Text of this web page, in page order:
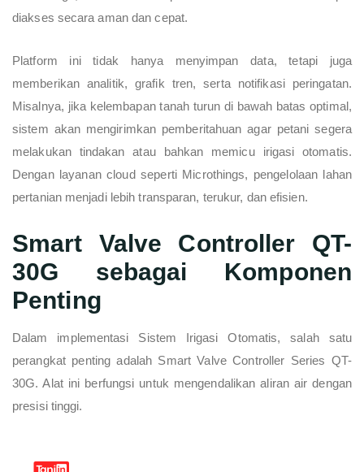
diakses secara aman dan cepat.
Platform ini tidak hanya menyimpan data, tetapi juga
memberikan analitik, grafik tren, serta notifikasi peringatan.
Misalnya, jika kelembapan tanah turun di bawah batas optimal,
sistem akan mengirimkan pemberitahuan agar petani segera
melakukan tindakan atau bahkan memicu irigasi otomatis.
Dengan layanan cloud seperti Microthings, pengelolaan lahan
pertanian menjadi lebih transparan, terukur, dan efisien.
Smart Valve Controller QT-
30G sebagai Komponen
Penting
Dalam implementasi Sistem Irigasi Otomatis, salah satu
perangkat penting adalah Smart Valve Controller Series QT-
30G. Alat ini berfungsi untuk mengendalikan aliran air dengan
presisi tinggi.